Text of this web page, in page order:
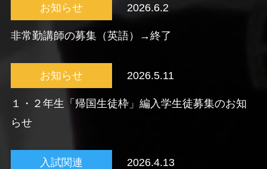
お知らせ 2026.6.2
非常勤講師の募集（英語）→終了
お知らせ 2026.5.11
１・２年生「帰国生徒枠」編入学生徒募集のお知
らせ
入試関連 2026.4.13